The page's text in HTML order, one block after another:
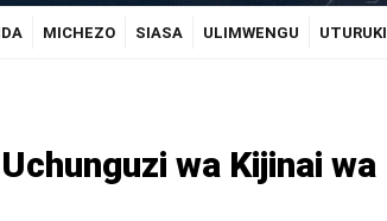
MICHEZO SIASA ULIMWENGU UTURUKI
wa Kijinai wa